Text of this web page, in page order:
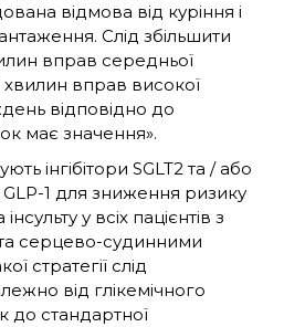
відмова від куріння і
Слід збільшити
вправ середньої
хвилин вправ високої
відповідно до
має значення».
інгібітори SGLT2 та / або
GLP-1 для зниження ризику
у всіх пацієнтів з
серцево-судинними
стратегії слід
від глікемічного
до стандартної